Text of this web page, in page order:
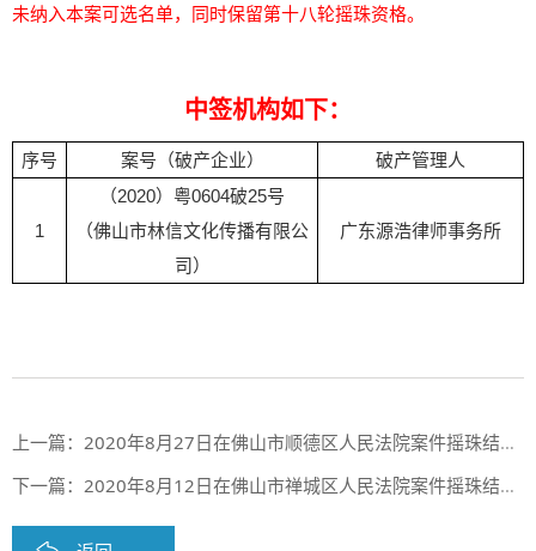
未纳入本案可选名单，同时保留第十八轮摇珠资格。
中签机构如下：
序号 案号（破产企业） 破产管理人
1
（2020）粤0604破25号
（佛山市林信文化传播有限公
司）
广东源浩律师事务所
上一篇： 2020年8月27日在佛山市顺德区人民法院案件摇珠结果公布
下一篇： 2020年8月12日在佛山市禅城区人民法院案件摇珠结果公布